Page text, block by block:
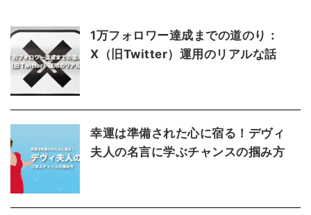
1万フォロワー達成までの道のり：
X（旧Twitter）運用のリアルな話
幸運は準備された心に宿る！デヴィ
夫人の名言に学ぶチャンスの掴み方